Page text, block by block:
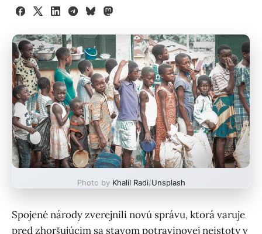
Facebook
X LinkedInTelegram
BlueskyMastodon
Photo by Khalil Radi/Unsplash
Spojené národy zverejnili novú správu, ktorá varuje
pred zhoršujúcim sa stavom potravinovej neistoty v